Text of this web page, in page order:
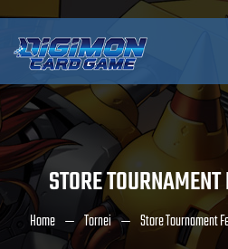
STORE
Home Tornei Store Tournament